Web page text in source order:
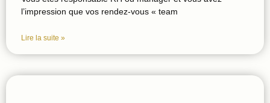
l’impression que vos rendez‑vous « team
Lire la suite »